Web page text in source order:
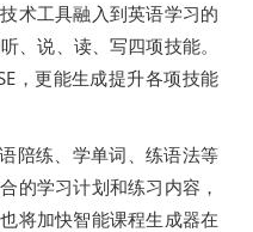
术工具融入到英语学习的
、说、读、写四项技能。
，更能生成提升各项技能
陪练、学单词、练语法等
的学习计划和练习内容，
将加快智能课程生成器在